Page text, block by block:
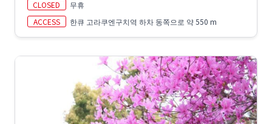
CLOSED
무휴
ACCESS
한큐 고라쿠엔구치역 하차 동쪽으로 약 550 m